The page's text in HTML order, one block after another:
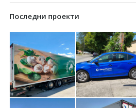
Последни проекти